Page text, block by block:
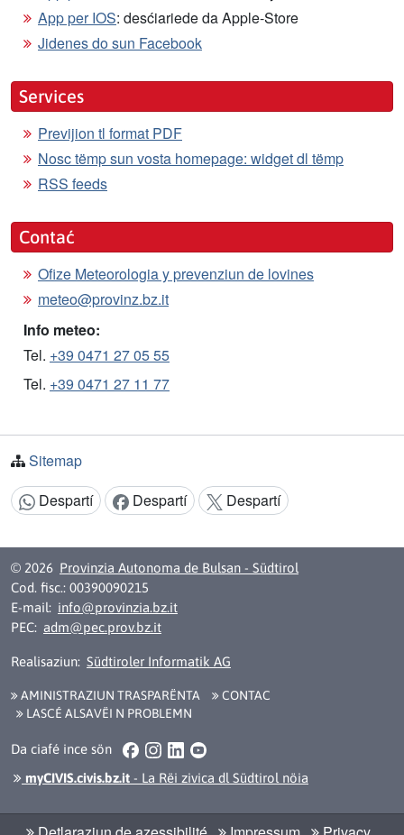
App per IOS: desćiariede da Apple-Store
Jidenes do sun Facebook
Services
Previjion tl format PDF
Nosc tëmp sun vosta homepage: widget dl tëmp
RSS feeds
Contać
Ofize Meteorologia y prevenziun de lovines
meteo@provinz.bz.it
Info meteo:
Tel. +39 0471 27 05 55
Tel. +39 0471 27 11 77
Sitemap
Argomënt despartí:
Despartí Despartí Despartí
© 2026 Provinzia Autonoma de Bulsan - Südtirol
Cod. fisc.: 00390090215
E-mail: info@provinzia.bz.it
PEC: adm@pec.prov.bz.it
Realisaziun: Südtiroler Informatik AG
AMINISTRAZIUN TRASPARËNTA
CONTAC
LASCÉ ALSAVËI N PROBLEMN
Da ciafé ince sön Facebook
Instagram
LinkedInYouTube
myCIVIS.civis.bz.it - La Rëi zivica dl Südtirol nöia